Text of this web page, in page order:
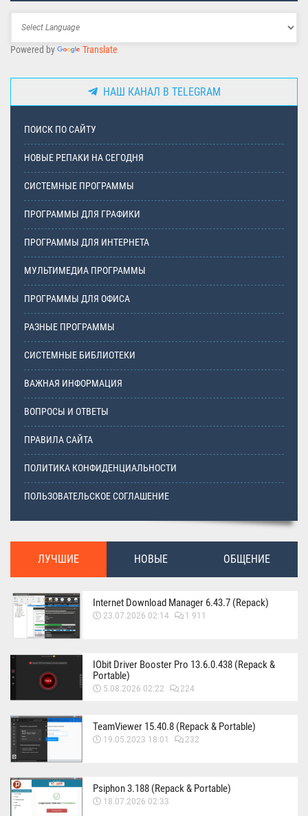
Powered by Translate
НАШ КАНАЛ В TELEGRAM
ПОИСК ПО САЙТУ
НОВЫЕ РЕПАКИ НА СЕГОДНЯ
СИСТЕМНЫЕ ПРОГРАММЫ
ПРОГРАММЫ ДЛЯ ГРАФИКИ
ПРОГРАММЫ ДЛЯ ИНТЕРНЕТА
МУЛЬТИМЕДИА ПРОГРАММЫ
ПРОГРАММЫ ДЛЯ ОФИСА
РАЗНЫЕ ПРОГРАММЫ
СИСТЕМНЫЕ БИБЛИОТЕКИ
ВАЖНАЯ ИНФОРМАЦИЯ
ВОПРОСЫ И ОТВЕТЫ
ПРАВИЛА САЙТА
ПОЛИТИКА КОНФИДЕНЦИАЛЬНОСТИ
ПОЛЬЗОВАТЕЛЬСКОЕ СОГЛАШЕНИЕ
ЛУЧШИЕ НОВЫЕ ОБЩЕНИЕ
Internet Download Manager 6.43.7 (Repack)
23.07.2026 02:14 1 911
IObit Driver Booster Pro 13.6.0.438 (Repack &
Portable)
5.08.2026 02:22 224
TeamViewer 15.40.8 (Repack & Portable)
19.05.2023 18:01 232
Psiphon 3.188 (Repack & Portable)
18.07.2026 02:33